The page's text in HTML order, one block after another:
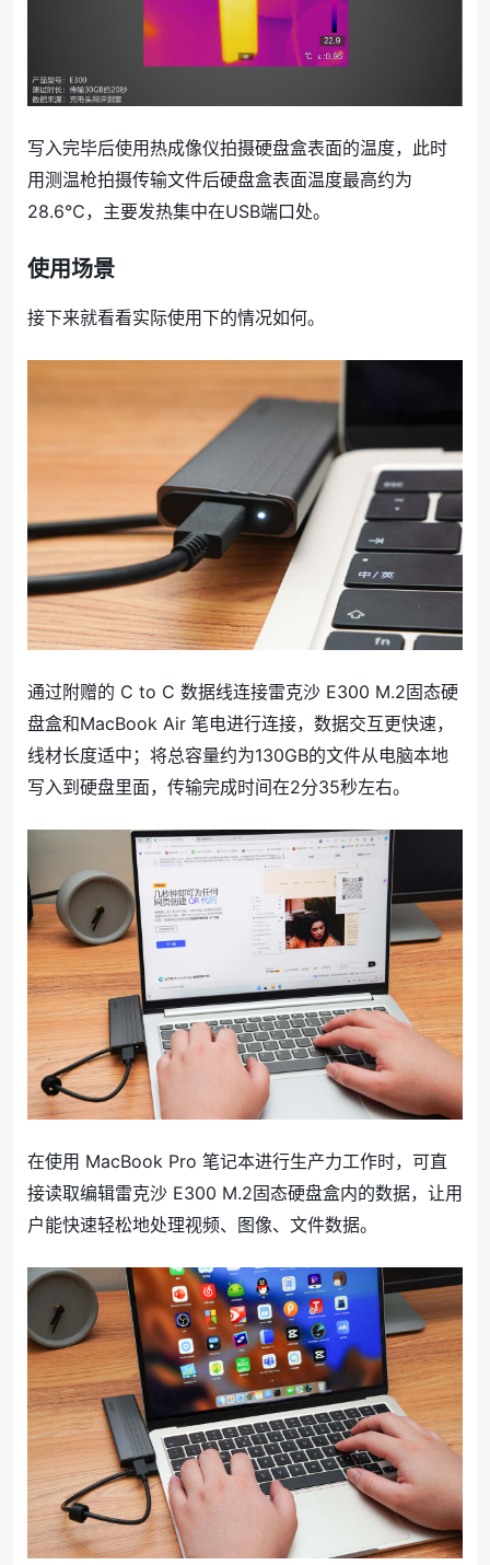
写入完毕后使用热成像仪拍摄硬盘盒表面的温度，此时
用测温枪拍摄传输文件后硬盘盒表面温度最高约为
28.6℃，主要发热集中在USB端口处。
使用场景
接下来就看看实际使用下的情况如何。
通过附赠的 C to C 数据线连接雷克沙 E300 M.2固态硬
盘盒和MacBook Air 笔电进行连接，数据交互更快速，
线材长度适中；将总容量约为130GB的文件从电脑本地
写入到硬盘里面，传输完成时间在2分35秒左右。
在使用 MacBook Pro 笔记本进行生产力工作时，可直
接读取编辑雷克沙 E300 M.2固态硬盘盒内的数据，让用
户能快速轻松地处理视频、图像、文件数据。